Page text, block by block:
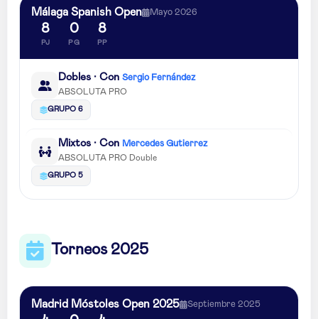
Málaga Spanish Open Mayo 2026
8
PJ
0
PG
8
PP
Dobles · Con Sergio Fernández
ABSOLUTA PRO
GRUPO 6
Mixtos · Con Mercedes Gutierrez
ABSOLUTA PRO Double
GRUPO 5
Torneos 2025
Madrid Móstoles Open 2025 Septiembre 2025